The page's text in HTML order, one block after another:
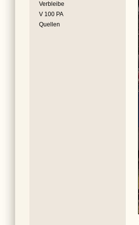
Verbleibe
V 100 PA
Quellen